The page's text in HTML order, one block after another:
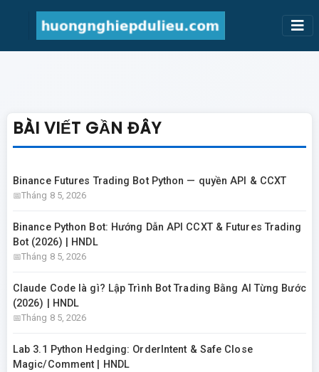
BÀI VIẾT GẦN ĐÂY
Binance Futures Trading Bot Python — quyền API & CCXT
Tháng 8 5, 2026
Binance Python Bot: Hướng Dẫn API CCXT & Futures Trading
Bot (2026) | HNDL
Tháng 8 5, 2026
Claude Code là gì? Lập Trình Bot Trading Bằng AI Từng Bước
(2026) | HNDL
Tháng 8 5, 2026
Lab 3.1 Python Hedging: OrderIntent & Safe Close
Magic/Comment | HNDL